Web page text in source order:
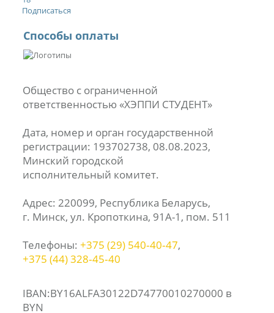
Подписаться
Способы оплаты
Общество с ограниченной
ответственностью «ХЭППИ СТУДЕНТ»
Дата, номер и орган государственной
регистрации: 193702738, 08.08.2023,
Минский городской
исполнительный комитет.
Адрес: 220099, Республика Беларусь,
г. Минск, ул. Кропоткина, 91А-1, пом. 511
Телефоны: +375 (29) 540‑40‑47,
+375 (44) 328‑45‑40
IBAN:BY16ALFA30122D74770010270000 в
BYN